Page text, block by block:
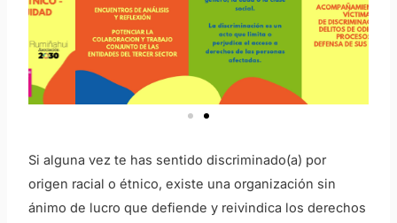
Si alguna vez te has sentido discriminado(a) por
origen racial o étnico, existe una organización sin
ánimo de lucro quedefiende y reivindica los derechos